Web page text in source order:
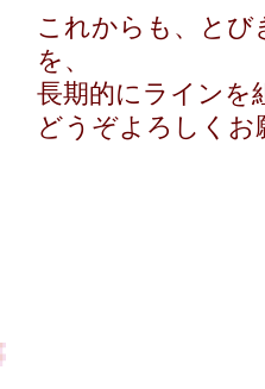
これからも、とび
を、
長期的にラインを
どうぞよろしく